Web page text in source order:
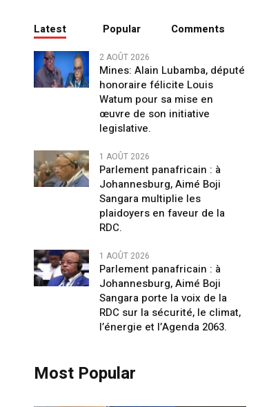
Latest Popular Comments
2 AOÛT 2026
Mines: Alain Lubamba, député
honoraire félicite Louis
Watum pour sa mise en
œuvre de son initiative
legislative.
1 AOÛT 2026
Parlement panafricain : à
Johannesburg, Aimé Boji
Sangara multiplie les
plaidoyers en faveur de la
RDC.
1 AOÛT 2026
Parlement panafricain : à
Johannesburg, Aimé Boji
Sangara porte la voix de la
RDC sur la sécurité, le climat,
l’énergie et l’Agenda 2063.
Most Popular